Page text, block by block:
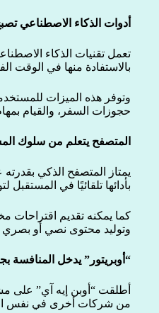
أدوات الذكاء الاصطناعي
تعمل تقنيات الذكاء
بالاستفادة منها في الوقت
وتوفر هذه الميزات
حجوزات السفر، والقيام
المتصفح يتعلم من سلوك
يمتاز المتصفح الذكي
بأدائها تلقائيًا في المستقبل
كما يمكنه تقديم اقتراحات
وتوليد محتوى نصي أو بصري
“أوبريتور” يدخل المنافسة
من شركات أخرى في نفس